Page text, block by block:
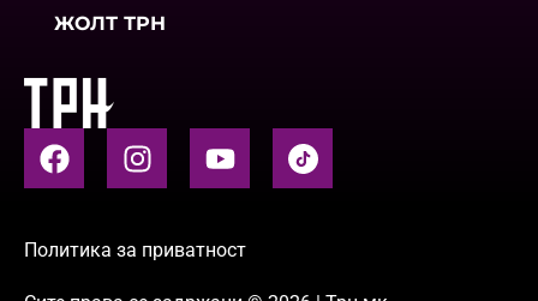
ЖОЛТ ТРН
Политика за приватност